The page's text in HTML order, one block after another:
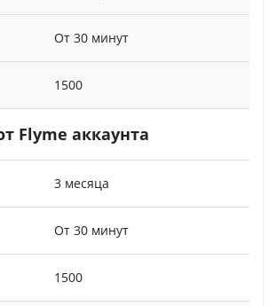
От 30 минут
1500
Flyme аккаунта
3 месяца
От 30 минут
1500